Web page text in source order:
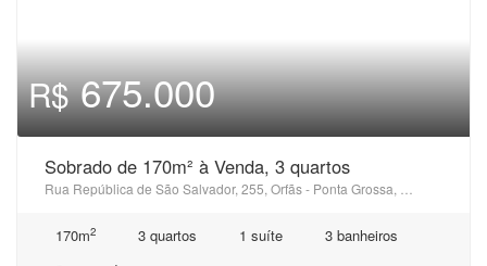
R$675.000
Sobrado de 170m² à Venda, 3 quartos
170m2 3 quartos 1 suíte
3 banheiros